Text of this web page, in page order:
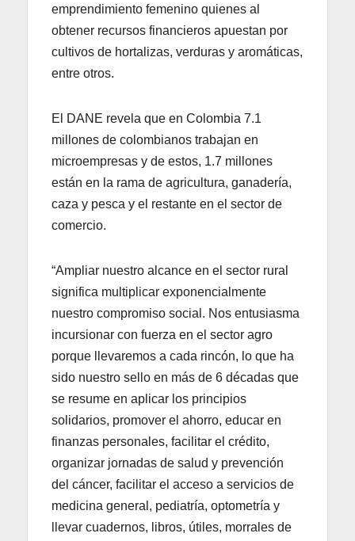
emprendimiento femenino quienes al
obtener recursos financieros apuestan por
cultivos de hortalizas, verduras y aromáticas,
entre otros.
El DANE revela que en Colombia 7.1
millones de colombianos trabajan en
microempresas y de estos, 1.7 millones
están en la rama de agricultura, ganadería,
caza y pesca y el restante en el sector de
comercio.
“Ampliar nuestro alcance en el sector rural
significa multiplicar exponencialmente
nuestro compromiso social. Nos entusiasma
incursionar con fuerza en el sector agro
porque llevaremos a cada rincón, lo que ha
sido nuestro sello en más de 6 décadas que
se resume en aplicar los principios
solidarios, promover el ahorro, educar en
finanzas personales, facilitar el crédito,
organizar jornadas de salud y prevención
del cáncer, facilitar el acceso a servicios de
medicina general, pediatría, optometría y
llevar cuadernos, libros, útiles, morrales de